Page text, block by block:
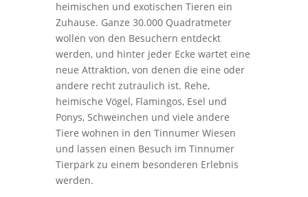
heimischen und exotischen Tieren ein
Zuhause. Ganze 30.000 Quadratmeter
wollen von den Besuchern entdeckt
werden, und hinter jeder Ecke wartet eine
neue Attraktion, von denen die eine oder
andere recht zutraulich ist. Rehe,
heimische Vögel, Flamingos, Esel und
Ponys, Schweinchen und viele andere
Tiere wohnen in den Tinnumer Wiesen
und lassen einen Besuch im Tinnumer
Tierpark zu einem besonderen Erlebnis
werden.